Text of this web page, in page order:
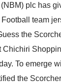
plc has
team
the
Chichiri
To emerge
the